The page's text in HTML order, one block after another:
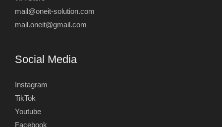
mail@oneit-solution.com
mail.oneit@gmail.com
Social Media
Instagram
TikTok
Youtube
Facebook